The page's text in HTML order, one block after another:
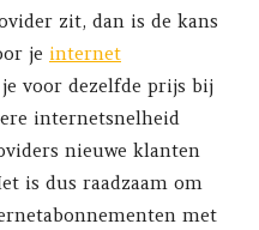
zit, dan is de kans
je internet
voor dezelfde prijs bij
internetsnelheid
nieuwe klanten
is dus raadzaam om
met